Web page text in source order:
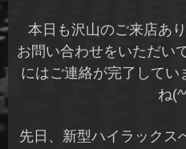
本日も沢山のご来店あ
お問い合わせをいただい
にはご連絡が完了してい
ね
先日、新型ハイラックス